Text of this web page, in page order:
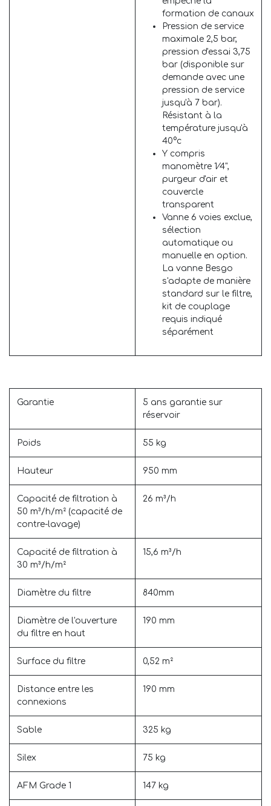
formation de canaux
Pression de service
maximale 2,5 bar,
pression d'essai 3,75
bar (disponible sur
demande avec une
pression de service
jusqu'à 7 bar).
Résistant à la
température jusqu'à
40°c
Y compris
manomètre 1⁄4",
purgeur d'air et
couvercle
transparent
Vanne 6 voies exclue,
sélection
automatique ou
manuelle en option.
La vanne Besgo
s'adapte de manière
standard sur le filtre,
kit de couplage
requis indiqué
séparément
Garantie
5 ans garantie sur
réservoir
Poids 55 kg
Hauteur 950 mm
Capacité de filtration à
50 m³/h/m² (capacité de
contre-lavage)
26 m³/h
Capacité de filtration à
30 m³/h/m²
15,6 m³/h
Diamètre du filtre 840mm
Diamètre de l'ouverture
du filtre en haut
190 mm
Surface du filtre 0,52 m²
Distance entre les
connexions
190 mm
Sable 325 kg
Silex 75 kg
AFM Grade 1 147 kg